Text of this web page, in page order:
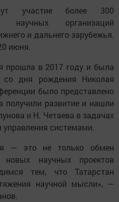
участие более 300
научных организаций
и дальнего зарубежья.
июня.
прошла в 2017 году и была
со дня рождения Николая
было представлено
получили развитие и нашли
и Н. Четаева в задачах
управления системами.
— это не только обмен
научных проектов
тем, что Татарстан
научной мысли», —